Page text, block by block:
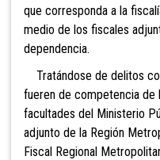
que corresponda a la
medio de los fiscales
dependencia.
Tratándose de delitos
fueren de competencia de
facultades del Ministerio
adjunto de la Región
Fiscal Regional